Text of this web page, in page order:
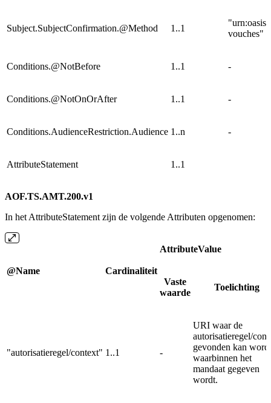
Subject.SubjectConfirmation.@Method 1..1
vouches"
Conditions.@NotBefore 1..1 -
Conditions.@NotOnOrAfter 1..1 -
Conditions.AudienceRestriction.Audience 1..n -
AttributeStatement 1..1
AOF.TS.AMT.200.v1
In het AttributeStatement zijn de volgende Attributen opgenomen:
@Name Cardinaliteit
AttributeValue
Vaste
waarde
Toelichting
"autorisatieregel/context" 1..1 -
URI waar de
autorisatieregel/
gevonden kan
waarbinnen het
mandaat gegeven
wordt.